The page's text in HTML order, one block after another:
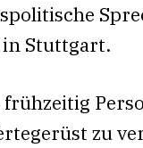
in Stuttgart.
zu